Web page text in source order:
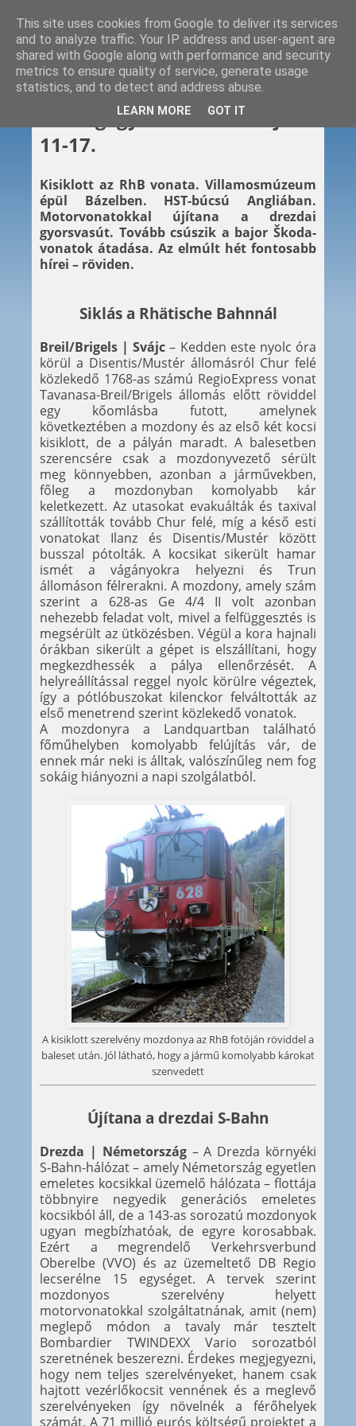
2019. 05. 17.
Hétvégi gyors – 2019. május
11-17.
Kisiklott az RhB vonata. Villamosmúzeum
épül Bázelben. HST-búcsú Angliában.
Motorvonatokkal újítana a drezdai
gyorsvasút. Tovább csúszik a bajor Škoda-
vonatok átadása. Az elmúlt hét fontosabb
hírei – röviden.
Siklás a Rhätische Bahnnál
Breil/Brigels | Svájc – Kedden este nyolc óra
körül a Disentis/Mustér állomásról Chur felé
közlekedő 1768-as számú RegioExpress vonat
Tavanasa-Breil/Brigels állomás előtt röviddel
egy kőomlásba futott, amelynek
következtében a mozdony és az első két kocsi
kisiklott, de a pályán maradt. A balesetben
szerencsére csak a mozdonyvezető sérült
meg könnyebben, azonban a járművekben,
főleg a mozdonyban komolyabb kár
keletkezett. Az utasokat evakuálták és taxival
szállították tovább Chur felé, míg a késő esti
vonatokat Ilanz és Disentis/Mustér között
busszal pótolták. A kocsikat sikerült hamar
ismét a vágányokra helyezni és Trun
állomáson félrerakni. A mozdony, amely szám
szerint a 628-as Ge 4/4 II volt azonban
nehezebb feladat volt, mivel a felfüggesztés is
megsérült az ütközésben. Végül a kora hajnali
órákban sikerült a gépet is elszállítani, hogy
megkezdhessék a pálya ellenőrzését. A
helyreállítással reggel nyolc körülre végeztek,
így a pótlóbuszokat kilenckor felváltották az
első menetrend szerint közlekedő vonatok.
A mozdonyra a Landquartban található
főműhelyben komolyabb felújítás vár, de
ennek már neki is álltak, valószínűleg nem fog
sokáig hiányozni a napi szolgálatból.
A kisiklott szerelvény mozdonya az RhB fotóján röviddel a
baleset után. Jól látható, hogy a jármű komolyabb károkat
szenvedett
Újítana a drezdai S-Bahn
Drezda | Németország– A Drezda környéki
S-Bahn-hálózat – amely Németország egyetlen
emeletes kocsikkal üzemelő hálózata – flottája
többnyire negyedik generációs emeletes
kocsikból áll, de a 143-as sorozatú mozdonyok
ugyan megbízhatóak, de egyre korosabbak.
Ezért a megrendelő Verkehrsverbund
Oberelbe (VVO) és az üzemeltető DB Regio
lecserélne 15 egységet. A tervek szerint
mozdonyos szerelvény helyett
motorvonatokkal szolgáltatnának, amit (nem)
meglepő módon a tavaly már tesztelt
Bombardier TWINDEXX Vario sorozatból
szeretnének beszerezni. Érdekes megjegyezni,
hogy nem teljes szerelvényeket, hanem csak
hajtott vezérlőkocsit vennének és a meglevő
szerelvényeken így növelnék a férőhelyek
számát. A 71 millió eurós költségű projektet a
This site uses cookies from Google to deliver its services
and to analyze traffic. Your IP address and user-agent are
shared with Google along with performance and security
metrics to ensure quality of service, generate usage
statistics, and to detect and address abuse.
LEARN MORE GOT IT